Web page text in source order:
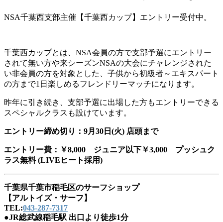
NSA千葉西支部主催【千葉西カップ】エントリー受付中。
千葉西カップとは、NSA会員の方で支部予選にエントリー
されて無い方や来シーズンNSAの大会にチャレンジされた
い非会員の方を対象とした、子供から初級者～エキスパート
の方まで1日楽しめるフレンドリーマッチになります。
昨年に引き続き、支部予選に出場した方もエントリーできる
スペシャルクラスも設けています。
エントリー締め切り：9月30日(火) 店頭まで
エントリー費：￥8,000 ジュニア以下￥3,000 プッシュク
ラス無料 (LIVEヒート採用)
千葉県千葉市稲毛区のサーフショップ
【アルトイズ・サーフ】
TEL:043-287-7317
●JR総武線稲毛駅 出口より徒歩1分